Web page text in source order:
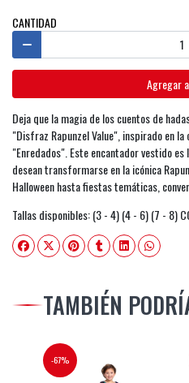
CANTIDAD
Agregar
Deja que la magia de los cuentos de
"Disfraz Rapunzel Value", inspirado en
"Enredados". Este encantador vestido
desean transformarse en la icónica
Halloween hasta fiestas temáticas,
Tallas disponibles: (3 - 4) (4 - 6) (7 - 8)
TAMBIÉN
-67%